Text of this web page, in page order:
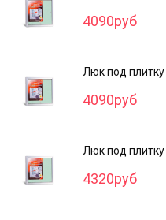
4090руб
Люк под
4090руб
Люк под
4320руб